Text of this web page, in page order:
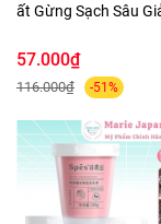
ất Gừng Sạch Sâu
57.000₫
116.000₫ -51%